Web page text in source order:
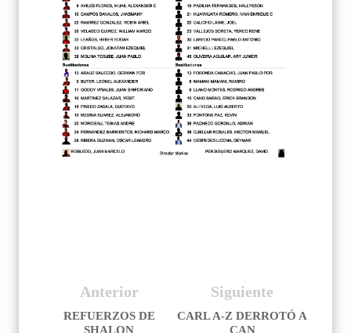
Siguiente
CARL A-Z DERROTÓ A
CAN
Anterior
REFUERZOS DE
SHALON